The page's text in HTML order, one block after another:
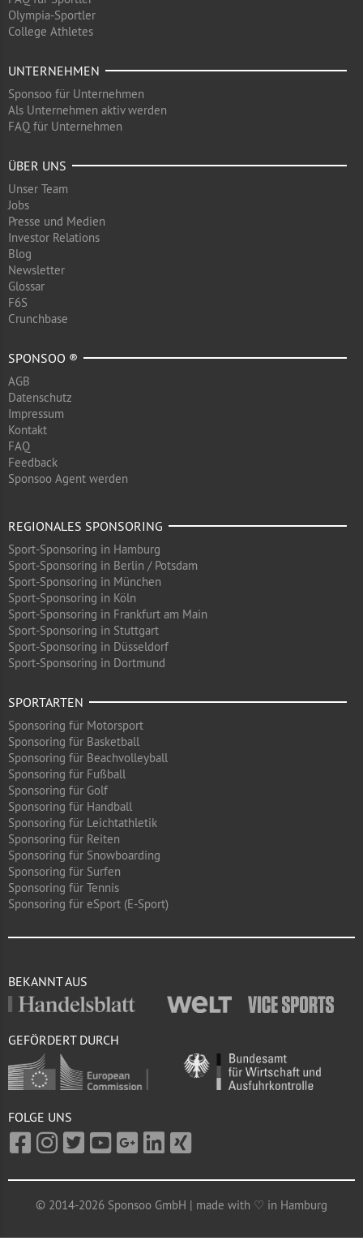
Olympia-Sportler
College Athletes
UNTERNEHMEN
Sponsoo für Unternehmen
Als Unternehmen aktiv werden
FAQ für Unternehmen
ÜBER UNS
Unser Team
Jobs
Presse und Medien
Investor Relations
Blog
Newsletter
Glossar
F6S
Crunchbase
SPONSOO ®
AGB
Datenschutz
Impressum
Kontakt
FAQ
Feedback
Sponsoo Agent werden
REGIONALES SPONSORING
Sport-Sponsoring in Hamburg
Sport-Sponsoring in Berlin / Potsdam
Sport-Sponsoring in München
Sport-Sponsoring in Köln
Sport-Sponsoring in Frankfurt am Main
Sport-Sponsoring in Stuttgart
Sport-Sponsoring in Düsseldorf
Sport-Sponsoring in Dortmund
SPORTARTEN
Sponsoring für Motorsport
Sponsoring für Basketball
Sponsoring für Beachvolleyball
Sponsoring für Fußball
Sponsoring für Golf
Sponsoring für Handball
Sponsoring für Leichtathletik
Sponsoring für Reiten
Sponsoring für Snowboarding
Sponsoring für Surfen
Sponsoring für Tennis
Sponsoring für eSport (E-Sport)
BEKANNT AUS
GEFÖRDERT DURCH
FOLGE UNS
© 2014-2026 Sponsoo GmbH | made with ♡ in Hamburg